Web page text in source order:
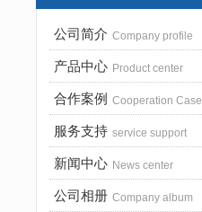
公司简介 Company profile
产品中心 Product center
合作案例 Cooperation Case
服务支持 service support
新闻中心 News center
公司相册 Company album